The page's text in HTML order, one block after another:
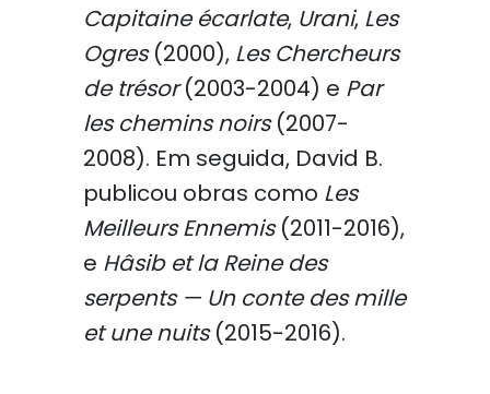
Capitaine écarlate, Urani, Les
Ogres(2000), Les Chercheurs
de trésor(2003-2004) e Par
les chemins noirs(2007-
2008). Em seguida, David B.
publicou obras como Les
Meilleurs Ennemis(2011-2016),
e Hâsib et la Reine des
serpents — Un conte des mille
et une nuits(2015-2016).